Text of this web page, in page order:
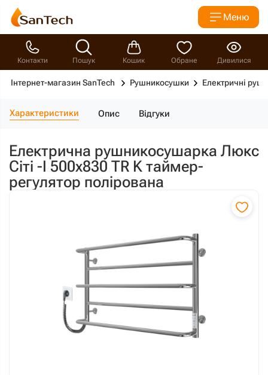
Меню
Контакти Пошук Кошик Обране Дивилися
Інтернет-магазин SanTech Рушникосушки Електричні
Характеристики Опис Відгуки
Електрична рушникосушарка Люкс
Сіті -I 500х830 TR K таймер-
регулятор полірована